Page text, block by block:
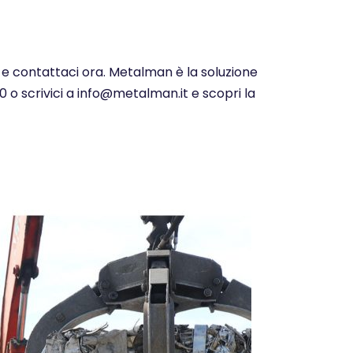
contattaci ora. Metalman è la soluzione
o scrivici a info@metalman.it e scopri la